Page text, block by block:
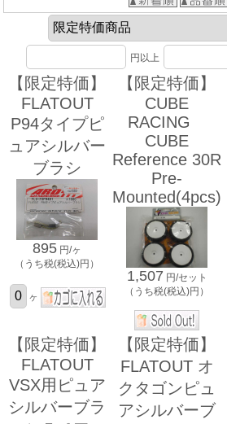
円以上
【限定特価】
FLATOUT
P94タイプピ
ュアシルバー
ブラシ
895 円/ヶ
（うち税(税込)円）
ヶ
【限定特価】
CUBE
RACING
CUBE
Reference 30R
Pre-
Mounted(4pcs)
1,507 円/セット
（うち税(税込)円）
【限定特価】
FLATOUT
VSX用ピュア
シルバーブラ
【限定特価】
FLATOUT オ
クタゴンピュ
アシルバーブ